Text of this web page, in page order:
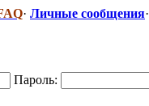
· Личные сообщения·
Пароль: